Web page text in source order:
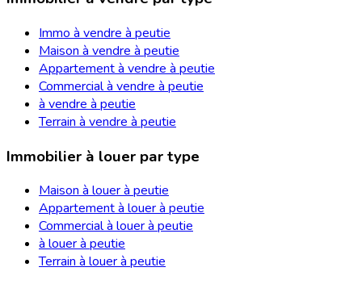
Immo à vendre à peutie
Maison à vendre à peutie
Appartement à vendre à peutie
Commercial à vendre à peutie
à vendre à peutie
Terrain à vendre à peutie
Immobilier à louer par type
Maison à louer à peutie
Appartement à louer à peutie
Commercial à louer à peutie
à louer à peutie
Terrain à louer à peutie